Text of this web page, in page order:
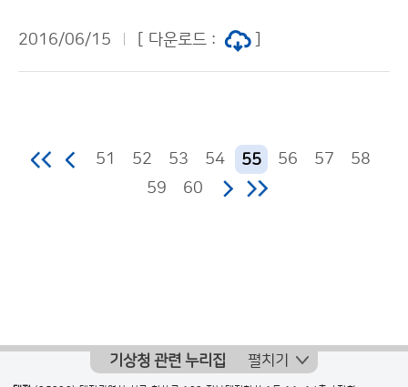
쳐 예비 공직자의 기본자세와 기상청 비전 공유 및 조직문
화 이해 교육 등이 진행됩니다. 이번 교육이 신규자들의
2016/06/15 [ 다운로드 :
51 52 53 54 55 56 57
58
59
60
기상청 관련 누리집 펼치기